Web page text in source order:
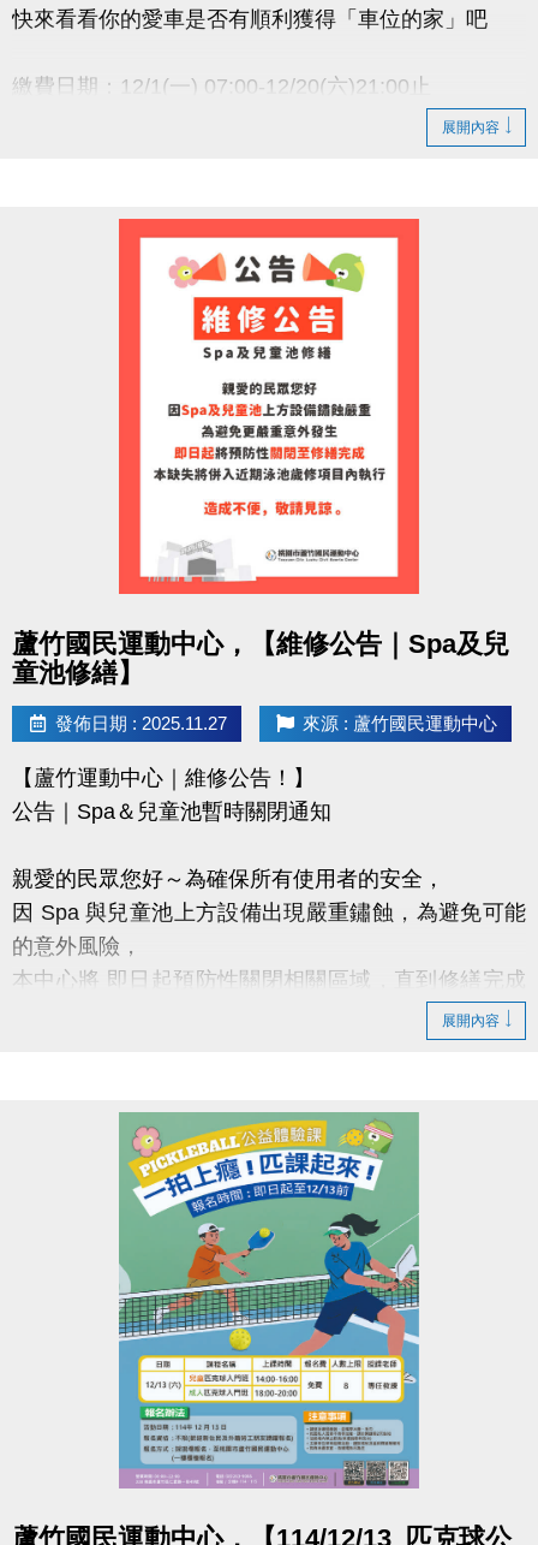
快來看看你的愛車是否有順利獲得「車位的家」吧
繳費日期：12/1(一) 07:00-12/20(六)21:00止
● 正取者請務必於期限內完成繳費，以維持承租資格
● 若正取者未於期限內完成繳費，將依序通知 備取名
● 承租權限限本人使用，不得轉讓
洽詢專線 : (03)263-9066 分機111
FB : @桃園市蘆竹國民運動中心
IG : @luzhusports
感謝大家支持蘆竹國民運動中心
讓我們一起讓愛車安心停、放心停！
展開內容
蘆竹國民運動中心，【維修公告｜Spa及兒
童池修繕】
發佈日期 : 2025.11.27 來源 : 蘆竹國民運動中心
【蘆竹運動中心｜維修公告！】
公告｜Spa＆兒童池暫時關閉通知
親愛的民眾您好～為確保所有使用者的安全，
因 Spa 與兒童池上方設備出現嚴重鏽蝕，為避免可能
的意外風險，
本中心將 即日起預防性關閉相關區域，直到修繕完成
讓大家未來使用能更安心
造成您的不便，敬請見諒，感謝您的耐心與體諒
(03)263-9066 分機111
官網 :
https://www.lzsports.com.tw/zh_TW/news/pageID/1/
FB : 桃園市蘆竹國民運動中心
IG : @luzhusports
展開內容
蘆竹國民運動中心，【114/12/13_匹克球公